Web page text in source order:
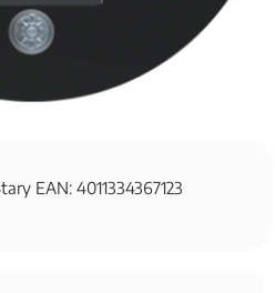
EAN: 4011334367123